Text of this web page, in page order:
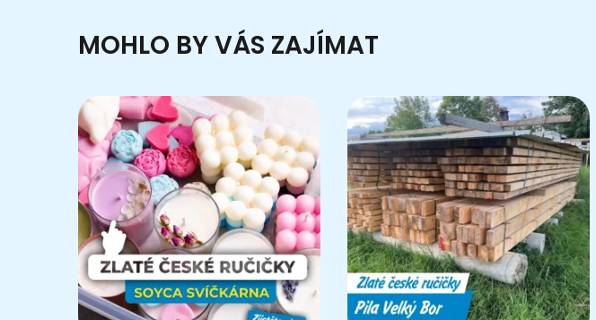
MOHLO BY VÁS ZAJÍMAT